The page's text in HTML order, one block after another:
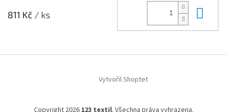
811 Kč / ks
Vytvořil Shoptet